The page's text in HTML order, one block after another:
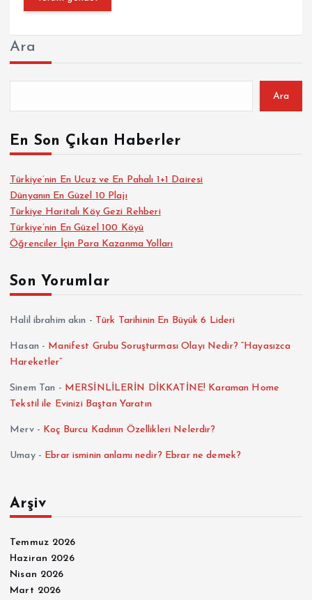
Ara
Ara
En Son Çıkan Haberler
Türkiye’nin En Ucuz ve En Pahalı 1+1 Dairesi
Dünyanın En Güzel 10 Plajı
Türkiye Haritalı Köy Gezi Rehberi
Türkiye’nin En Güzel 100 Köyü
Öğrenciler İçin Para Kazanma Yolları
Son Yorumlar
Halil ibrahim akın - Türk Tarihinin En Büyük 6 Lideri
Hasan - Manifest Grubu Soruşturması Olayı Nedir? “Hayasızca
Hareketler”
Sinem Tan - MERSİNLİLERİN DİKKATİNE! Karaman Home
Tekstil ile Evinizi Baştan Yaratın
Merv- Koç Burcu Kadının Özellikleri Nelerdir?
Umay- Ebrar isminin anlamı nedir? Ebrar ne demek?
Arşiv
Temmuz 2026
Haziran 2026
Nisan 2026
Mart 2026